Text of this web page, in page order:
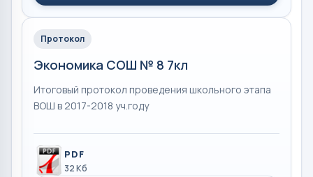
Протокол
Экономика СОШ № 8 7кл
Итоговый протокол проведения школьного этапа
ВОШ в 2017-2018 уч.году
PDF
32 Кб